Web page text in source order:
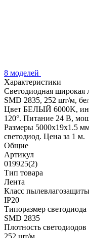
8 моделей
Характеристики
Светодиодная широкая
SMD 2835, 252 шт/м,
Цвет БЕЛЫЙ 6000K,
120°. Питание 24 В,
Размеры 5000х19х1.5
светодиод. Цена за 1 м.
Общие
Артикул
019925(2)
Тип товара
Лента
Класс пылевлагозащиты
IP20
Типоразмер светодиода
SMD 2835
Плотность светодиодов
252 шт/м